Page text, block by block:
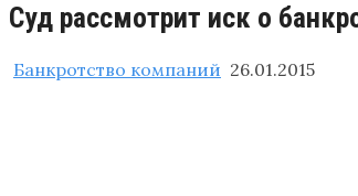
Суд рассмотрит иск о
Банкротство компаний 26.01.2015